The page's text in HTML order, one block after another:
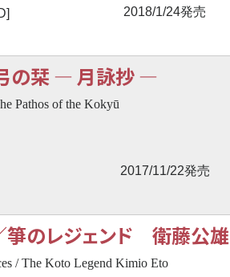
2018/1/24発売
の栞 ― 月詠抄 ―
Pathos of the Kokyū
2017/11/22発売
箏のレジェンド 衛藤公雄
/ The Koto Legend Kimio Eto